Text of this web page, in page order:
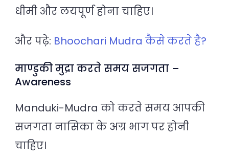
धीमी और लयपूर्ण होना चाहिए।
और पढ़े: Bhoochari Mudra कैसे करते है?
माण्डुकी मुद्रा करते समय सजगता –
Awareness
Manduki-Mudra को करते समय आपकी
सजगता नासिका के अग्र भाग पर होनी
चाहिए।